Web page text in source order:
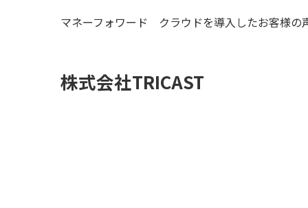
マネーフォワード クラウドを導入したお客様の
株式会社TRICAST